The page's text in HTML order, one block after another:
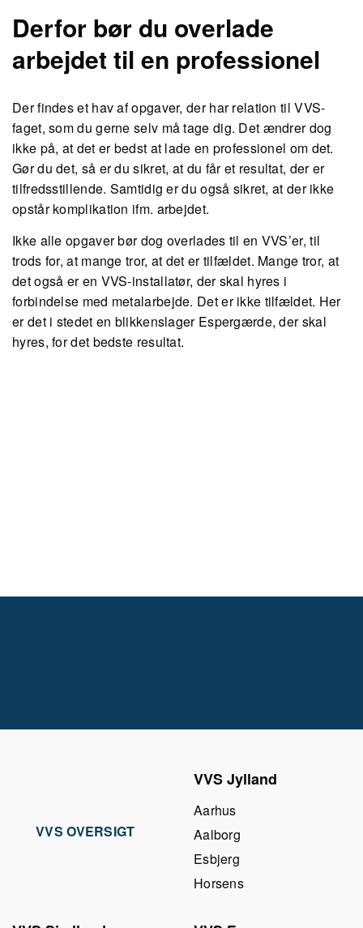
Derfor bør du overlade
arbejdet til en professionel
Der findes et hav af opgaver, der har relation til VVS-
faget, som du gerne selv må tage dig. Det ændrer dog
ikke på, at det er bedst at lade en professionel om det.
Gør du det, så er du sikret, at du får et resultat, der er
tilfredsstillende. Samtidig er du også sikret, at der ikke
opstår komplikation ifm. arbejdet.
Ikke alle opgaver bør dog overlades til en VVS’er, til
trods for, at mange tror, at det er tilfældet. Mange tror, at
det også er en VVS-installatør, der skal hyres i
forbindelse med metalarbejde. Det er ikke tilfældet. Her
er det i stedet en blikkenslager Espergærde, der skal
hyres, for det bedste resultat.
VVS OVERSIGT
VVS Jylland
Aarhus
Aalborg
Esbjerg
Horsens